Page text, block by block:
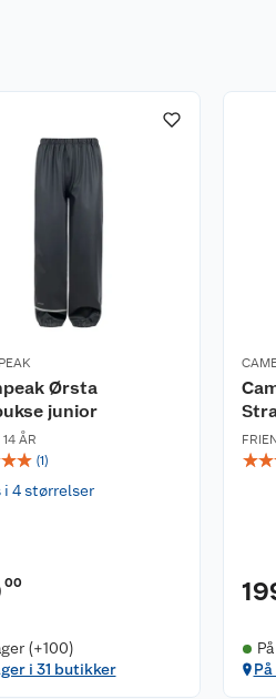
Ørsta
junior
14 ÅR
☆☆ (1)
i 4 størrelser
00
(+100)
i 31 butikker
☆☆